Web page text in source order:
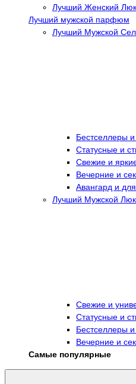
Лучший Женский
Лучший мужской парфюм
Лучший Мужской
Бестселлеры
Статусные и
Свежие и
Вечерние и
Авангард и
Лучший Мужской
Свежие и
Статусные и
Бестселлеры
Вечерние и
Самые популярные